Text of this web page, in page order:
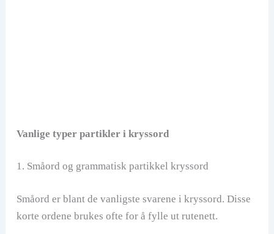
Vanlige typer partikler i kryssord
1. Småord og grammatisk partikkel kryssord
Småord er blant de vanligste svarene i kryssord. Disse
korte ordene brukes ofte for å fylle ut rutenett.